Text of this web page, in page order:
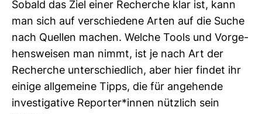
Sobald das Ziel einer Recherche klar ist, kann
man sich auf ver­schie­dene Arten auf die Suche
nach Quellen machen. Welche Tools und Vor­ge­
hens­weisen man nimmt, ist je nach Art der
Recherche unter­schied­lich, aber hier findet ihr
einige all­ge­meine Tipps, die für ange­hende
inves­ti­ga­tive Reporter*innen nütz­lich sein